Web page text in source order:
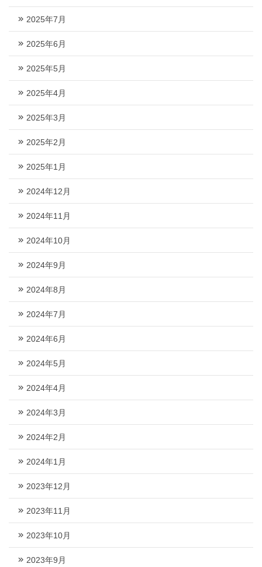
2025年7月
2025年6月
2025年5月
2025年4月
2025年3月
2025年2月
2025年1月
2024年12月
2024年11月
2024年10月
2024年9月
2024年8月
2024年7月
2024年6月
2024年5月
2024年4月
2024年3月
2024年2月
2024年1月
2023年12月
2023年11月
2023年10月
2023年9月